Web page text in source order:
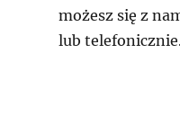
możesz się z
lub